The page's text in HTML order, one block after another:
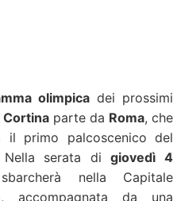
olimpicadei prossimi
Cortinaparte da Roma, che
il primo palcoscenico del
Nella serata digiovedì 4
nella Capitale
accompagnata da una